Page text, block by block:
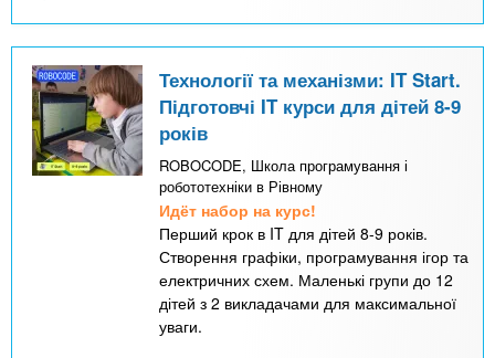
Технології та механізми: IT Start.
Підготовчі IT курси для дітей 8-9
років
ROBOCODE, Школа програмування і
робототехніки в Рівному
Идёт набор на курс!
Перший крок в IT для дітей 8-9 років.
Створення графіки, програмування ігор та
електричних схем. Маленькі групи до 12
дітей з 2 викладачами для максимальної
уваги.